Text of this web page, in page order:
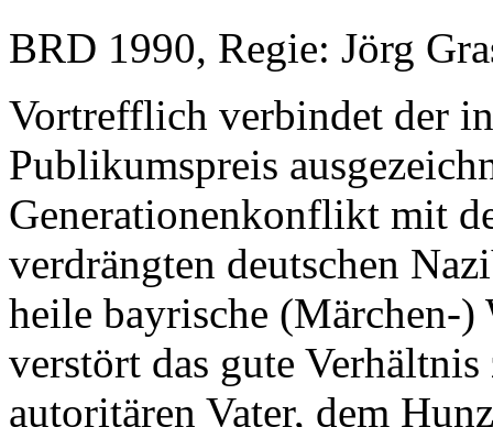
BRD 1990, Regie: Jörg
Vortrefflich verbindet der
Publikumspreis
Generationenkonflikt mit
verdrängten deutschen
heile bayrische (Märchen-
verstört das gute
autoritären Vater, dem